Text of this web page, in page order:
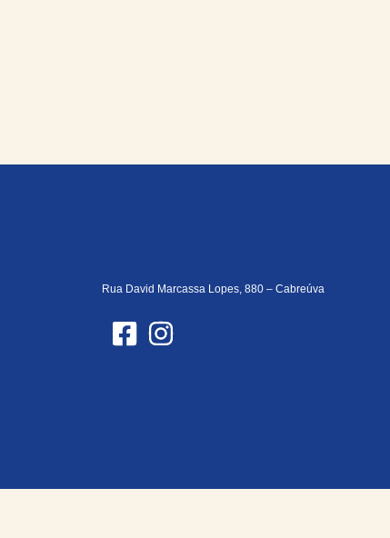
Rua David Marcassa Lopes, 880 – Cabreúva